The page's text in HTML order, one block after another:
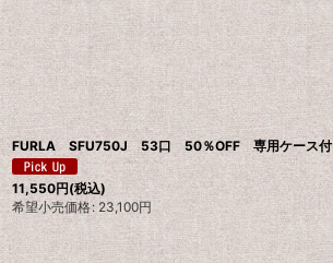
FURLA SFU750J 53口 50％OFF 専用ケース付
11,550円(税込)
希望小売価格: 23,100円